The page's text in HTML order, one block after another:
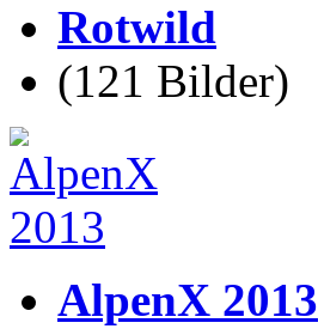
Rotwild
(121 Bilder)
AlpenX 2013